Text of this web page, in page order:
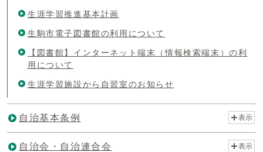
生涯学習推進基本計画
生駒市電子図書館の利用について
【図書館】インターネット端末（情報検索端末）の利
用について
生涯学習施設から自習室のお知らせ
自治基本条例 表示
自治会・自治連合会 表示